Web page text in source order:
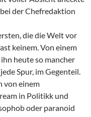
der Chefredaktion
die die Welt vor
keinem. Von einem
heute so mancher
Spur, im Gegenteil.
von einem
in Politikk und
oder paranoid